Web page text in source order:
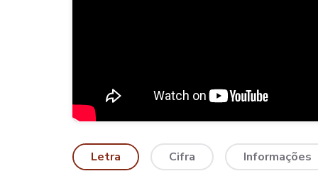
Letra Cifra Informações